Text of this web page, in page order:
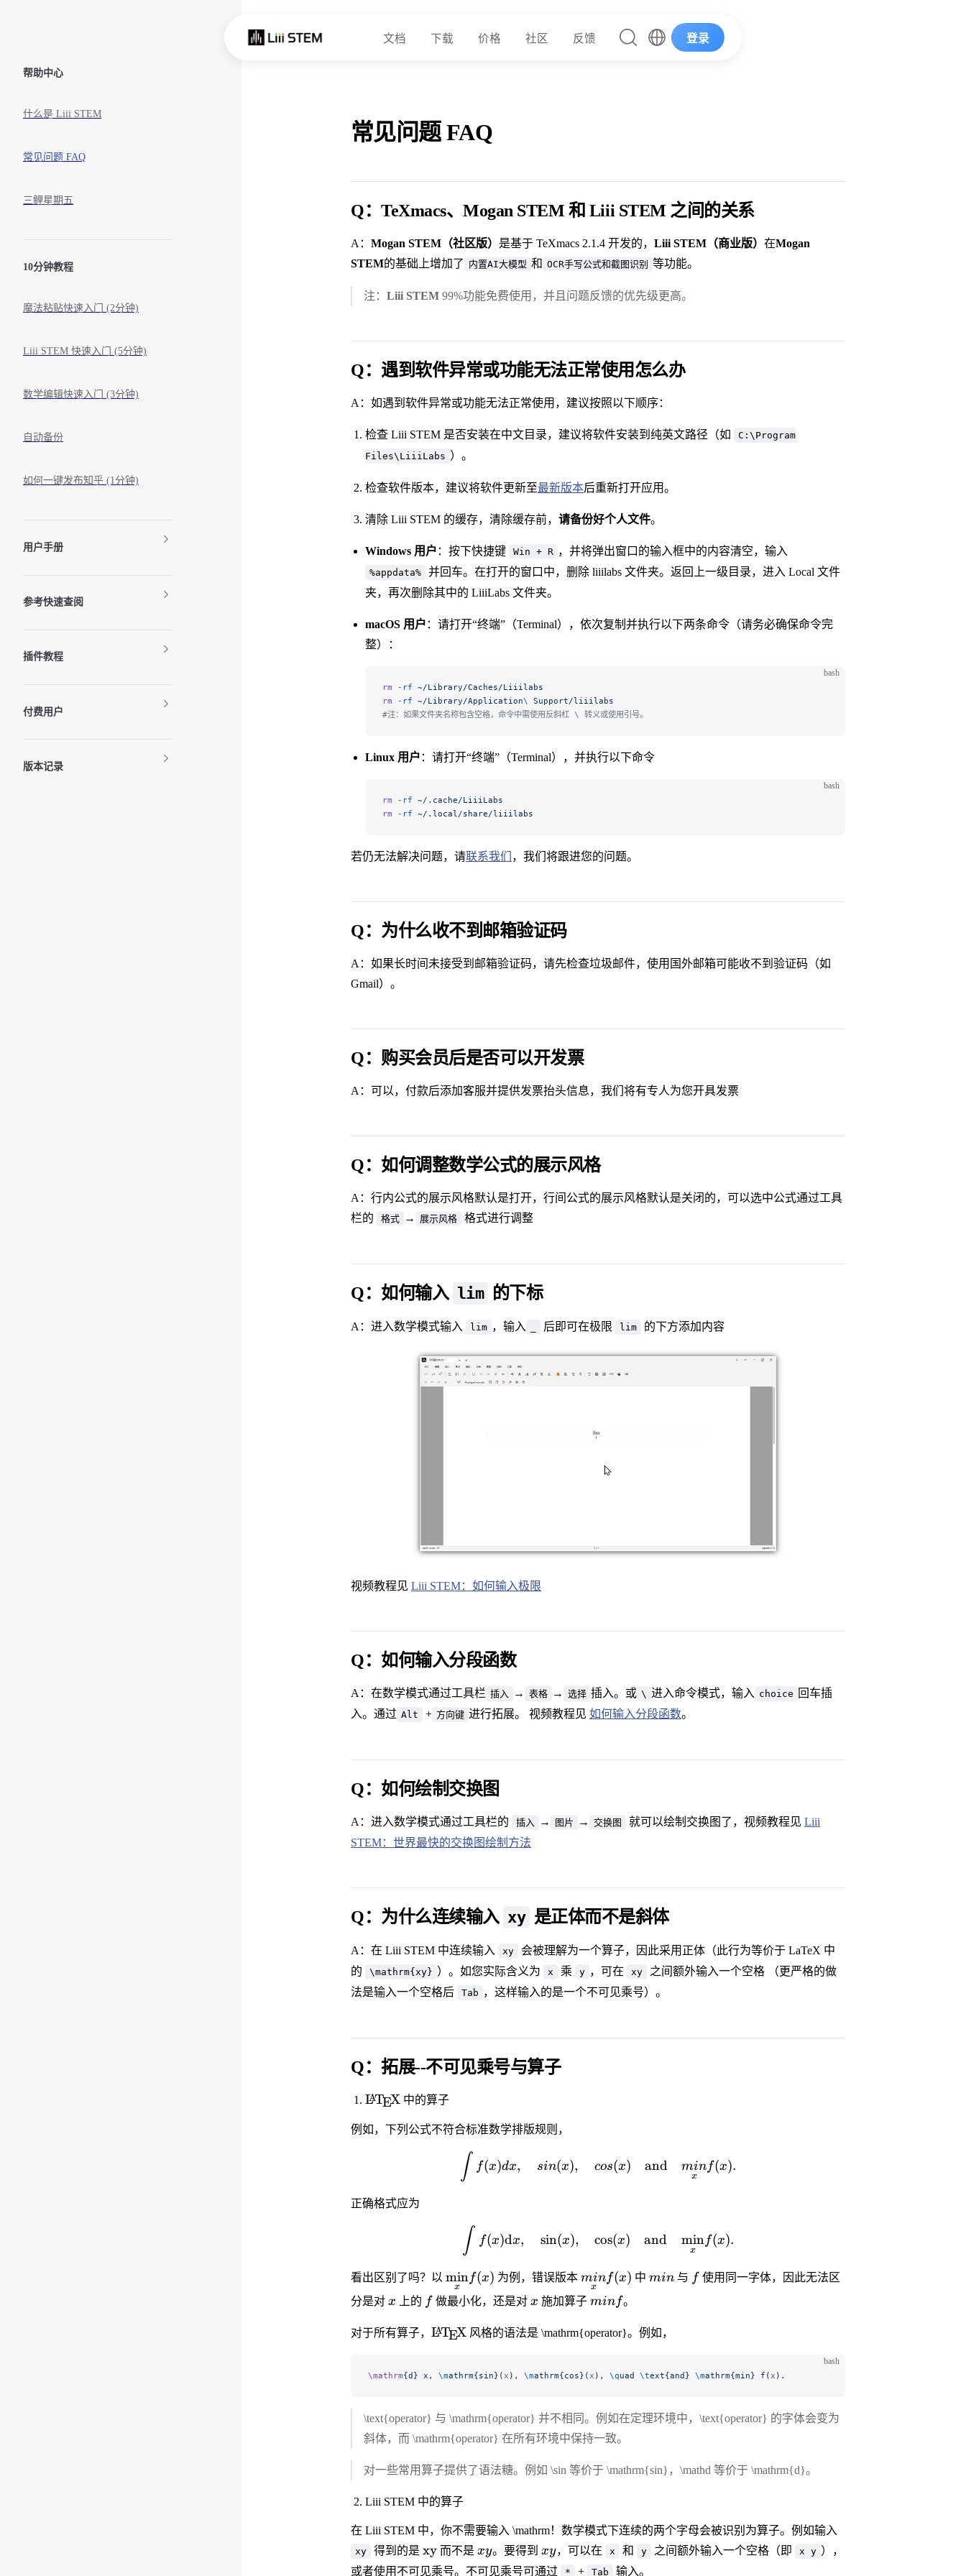
文档 下载 价格 社区 反馈 登录
帮助中心
什么是 Liii STEM
常见问题 FAQ
三鲤星期五
10分钟教程
魔法粘贴快速入门 (2分钟)
Liii STEM 快速入门 (5分钟)
数学编辑快速入门 (3分钟)
自动备份
如何一键发布知乎 (1分钟)
用户手册
参考快速查阅
插件教程
付费用户
版本记录
常见问题 FAQ
Q：TeXmacs、Mogan STEM 和 Liii STEM 之间的关系
A： Mogan STEM（社区版） 是基于 TeXmacs 2.1.4 开发的， Liii STEM（商业版） 在Mogan
STEM的基础上增加了 内置AI大模型 和 OCR手写公式和截图识别 等功能。
注： Liii STEM 99%功能免费使用，并且问题反馈的优先级更高。
Q：遇到软件异常或功能无法正常使用怎么办
A：如遇到软件异常或功能无法正常使用，建议按照以下顺序：
检查 Liii STEM 是否安装在中文目录，建议将软件安装到纯英文路径（如
C:\Program
Files\LiiiLabs ）。
检查软件版本，建议将软件更新至最新版本后重新打开应用。
清除 Liii STEM 的缓存，清除缓存前， 请备份好个人文件。
Windows 用户 ：按下快捷键 Win + R ，并将弹出窗口的输入框中的内容清空，输入
%appdata%
并回车。在打开的窗口中，删除 liiilabs 文件夹。返回上一级目录，进入 Local 文件
夹，再次删除其中的 LiiiLabs 文件夹。
macOS 用户 ：请打开“终端”（Terminal），依次复制并执行以下两条命令（请务必确保命令完
整）：
bash
rm -rf ~/Library/Caches/Liiilabs
rm -rf ~/Library/Application\ Support/liiilabs
#注：如果文件夹名称包含空格，命令中需使用反斜杠 \ 转义或使用引号。
Linux 用户 ：请打开“终端”（Terminal），并执行以下命令
bash
rm -rf ~/.cache/LiiiLabs
rm -rf ~/.local/share/liiilabs
若仍无法解决问题，请联系我们 ，我们将跟进您的问题。
Q：为什么收不到邮箱验证码
A：如果长时间未接受到邮箱验证码，请先检查垃圾邮件，使用国外邮箱可能收不到验证码（如
Gmail）。
Q：购买会员后是否可以开发票
A：可以，付款后添加客服并提供发票抬头信息，我们将有专人为您开具发票
Q：如何调整数学公式的展示风格
A：行内公式的展示风格默认是打开，行间公式的展示风格默认是关闭的，可以选中公式通过工具
栏的
格式 → 展示风格 格式进行调整
Q：如何输入 lim 的下标
A：进入数学模式输入 lim ，输入 后即可在极限 lim 的下方添加内容
视频教程见 Liii STEM：如何输入极限
Q：如何输入分段函数
A：在数学模式通过工具栏 插入 → 表格 → 选择 插入。或 \ 进入命令模式，输入 choice 回车插
入。通过 Alt + 方向键 进行拓展。 视频教程见 如何输入分段函数。
Q：如何绘制交换图
A：进入数学模式通过工具栏的 插入 → 图片 → 交换图 就可以绘制交换图了，视频教程见 Liii
STEM：世界最快的交换图绘制方法
Q：为什么连续输入 xy 是正体而不是斜体
A：在 Liii STEM 中连续输入 xy
会被理解为一个算子，因此采用正体（此行为等价于 LaTeX 中
的
\mathrm{xy} ）。如您实际含义为 x 乘 y ，可在 xy
之间额外输入一个空格 （更严格的做
法是输入一个空格后
Tab ，这样输入的是一个不可见乘号）。
Q：拓展--不可见乘号与算子
\LaTeX
LATEX 中的算子
例如，下列公式不符合标准数学排版规则，
\int f(x) d x, \quad sin(x), \quad cos(x) \quad \text{and}
∫ f(x)dx, sin(x), cos(x) and
x
minf(x).
正确格式应为
\int f(x) \mathrm{d} x, \quad \sin(x), \quad \cos(x)
∫ f(x)dx, sin(x), cos(x) and
x
minf(x).
看出区别了吗？以 \underset{x}
{\mathrm{min}}
f(x)
x
minf(x) 为例，错误版本\underset{x}
{min} f(x)
x
minf(x) 中min
min 与 ff 使用同一字体，因此无法区
分是对 x
x 上的 ff 做最小化，还是对x
x 施加算子minf
minf。
对于所有算子， \LaTeX
LATEX 风格的语法是 \mathrm{operator}。例如，
bash
\mathrm{d} x, \mathrm{sin} ( x ) , \mathrm{cos} ( x ) , \quad \text{and} \mathrm{min} f ( x ) .
\text{operator} 与 \mathrm{operator} 并不相同。例如在定理环境中，\text{operator} 的字体会变为
斜体，而 \mathrm{operator} 在所有环境中保持一致。
对一些常用算子提供了语法糖。例如 \sin 等价于 \mathrm{sin}，\mathd 等价于 \mathrm{d}。
Liii STEM 中的算子
在 Liii STEM 中，你不需要输入 \mathrm！数学模式下连续的两个字母会被识别为算子。例如输入
xy 得到的是 \mathrm{xy}
xy 而不是xy
xy。要得到 xy
xy，可以在 x 和 y 之间额外输入一个空格（即 x y ），
或者使用不可见乘号。不可见乘号可通过
* + Tab 输入。